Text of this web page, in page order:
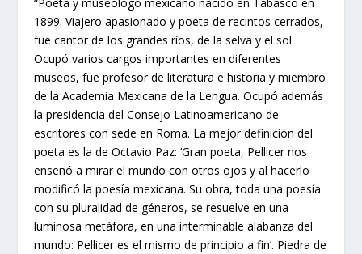
“Poeta y museólogo mexicano nacido en Tabasco en
1899. Viajero apasionado y poeta de recintos cerrados,
fue cantor de los grandes ríos, de la selva y el sol.
Ocupó varios cargos importantes en diferentes
museos, fue profesor de literatura e historia y miembro
de la Academia Mexicana de la Lengua. Ocupó además
la presidencia del Consejo Latinoamericano de
escritores con sede en Roma. La mejor definición del
poeta es la de Octavio Paz: ‘Gran poeta, Pellicer nos
enseñó a mirar el mundo con otros ojos y al hacerlo
modificó la poesía mexicana. Su obra, toda una poesía
con su pluralidad de géneros, se resuelve en una
luminosa metáfora, en una interminable alabanza del
mundo: Pellicer es el mismo de principio a fin’. Piedra de